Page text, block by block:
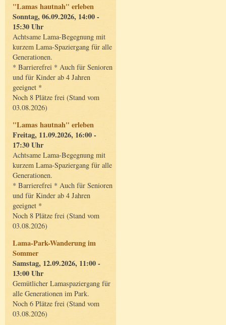
"Lamas hautnah" erleben
Sonntag, 06.09.2026, 14:00 -
15:30 Uhr
Achtsame Lama-Begegnung mit
kurzem Lama-Spaziergang für alle
Generationen.
* Barrierefrei * Auch für Senioren
und für Kinder ab 4 Jahren
geeignet *
Noch 8 Plätze frei (Stand vom
03.08.2026)
"Lamas hautnah" erleben
Freitag, 11.09.2026, 16:00 -
17:30 Uhr
Achtsame Lama-Begegnung mit
kurzem Lama-Spaziergang für alle
Generationen.
* Barrierefrei * Auch für Senioren
und für Kinder ab 4 Jahren
geeignet *
Noch 8 Plätze frei (Stand vom
03.08.2026)
Lama-Park-Wanderung im
Sommer
Samstag, 12.09.2026, 11:00 -
13:00 Uhr
Gemütlicher Lamaspaziergang für
alle Generationen im Park.
Noch 6 Plätze frei (Stand vom
03.08.2026)